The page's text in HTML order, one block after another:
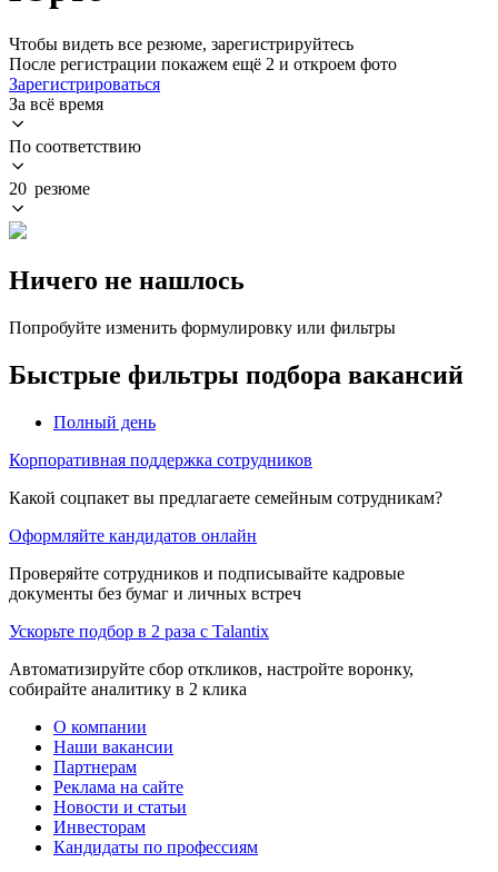
Чтобы видеть все резюме, зарегистрируйтесь
После регистрации покажем ещё 2 и откроем фото
Зарегистрироваться
За всё время
По соответствию
20 резюме
Ничего не нашлось
Попробуйте изменить формулировку или фильтры
Быстрые фильтры подбора вакансий
Полный день
Корпоративная поддержка сотрудников
Какой соцпакет вы предлагаете семейным сотрудникам?
Оформляйте кандидатов онлайн
Проверяйте сотрудников и подписывайте кадровые
документы без бумаг и личных встреч
Ускорьте подбор в 2 раза с Talantix
Автоматизируйте сбор откликов, настройте воронку,
собирайте аналитику в 2 клика
О компании
Наши вакансии
Партнерам
Реклама на сайте
Новости и статьи
Инвесторам
Кандидаты по профессиям